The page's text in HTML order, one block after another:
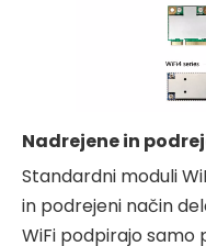
Nadrejene in
Standardni moduli
in podrejeni način
WiFi podpirajo samo